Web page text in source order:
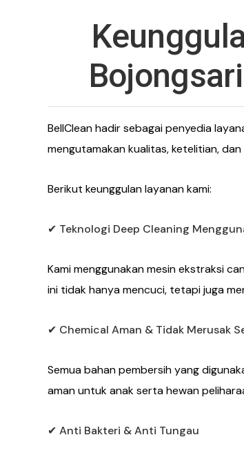
BellClean hadir sebagai penyedia
mengutamakan kualitas, ketelitian,
Berikut keunggulan layanan kami:
✔ Teknologi Deep Cleaning
Kami menggunakan mesin ekstraksi
ini tidak hanya mencuci, tetapi juga
✔ Chemical Aman & Tidak Merusak
Semua bahan pembersih yang
aman untuk anak serta hewan
✔ Anti Bakteri & Anti Tungau